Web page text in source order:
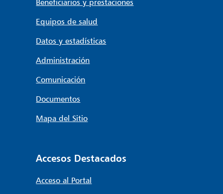
Equipos de salud
Datos y estadísticas
Administración
Comunicación
Documentos
Mapa del Sitio
Accesos Destacados
Acceso al Portal